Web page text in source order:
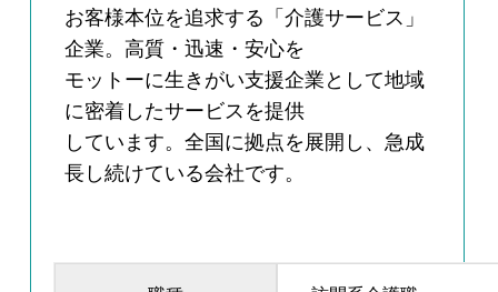
お客様本位を追求する「介護サービス」
企業。高質・迅速・安心を
モットーに生きがい支援企業として地域
に密着したサービスを提供
しています。全国に拠点を展開し、急成
長し続けている会社です。